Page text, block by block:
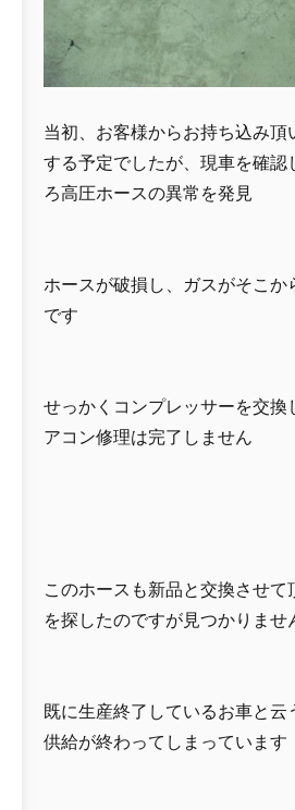
当初、お客様からお持ち込み頂
する予定でしたが、現車を確認
ろ高圧ホースの異常を発見
ホースが破損し、ガスがそこか
です
せっかくコンプレッサーを交換
アコン修理は完了しません
このホースも新品と交換させて
を探したのですが見つかりませ
既に生産終了しているお車と云
供給が終わってしまっています